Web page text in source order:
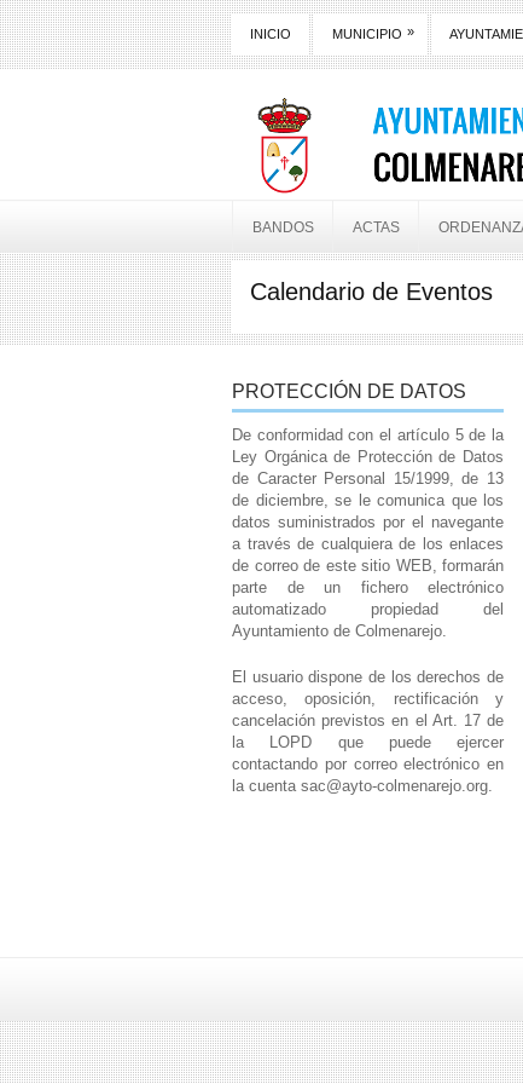
INICIO MUNICIPIO »
BANDOS ACTAS
Calendario de Eventos
PROTECCIÓN DE DATOS
De conformidad con el artículo 5 de la
Ley Orgánica de Protección de Datos
de Caracter Personal 15/1999, de 13
de diciembre, se le comunica que los
datos suministrados por el navegante
a través de cualquiera de los enlaces
de correo de este sitio WEB, formarán
parte de un fichero electrónico
automatizado propiedad del
Ayuntamiento de Colmenarejo.
El usuario dispone de los derechos de
acceso, oposición, rectificación y
cancelación previstos en el Art. 17 de
la LOPD que puede ejercer
contactando por correo electrónico en
la cuenta sac@ayto-colmenarejo.org.